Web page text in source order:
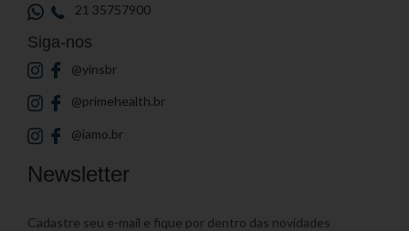
21 35757900
Siga-nos
@yinsbr
@primehealth.br
@iamo.br
Newsletter
Cadastre seu e-mail e fique por dentro das novidades